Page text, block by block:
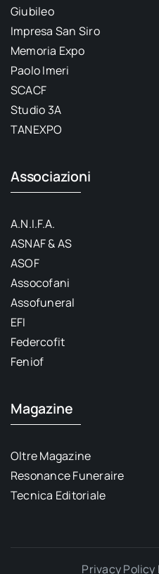
Giubileo
Impresa San Siro
Memoria Expo
Paolo Imeri
SCACF
Studio 3A
TANEXPO
Associazioni
A.N.I.F.A.
ASNAF & AS
ASOF
Assocofani
Assofuneral
EFI
Federcofit
Feniof
Magazine
Oltre Magazine
Resonance Funeraire
Tecnica Editoriale
Privacy Policy